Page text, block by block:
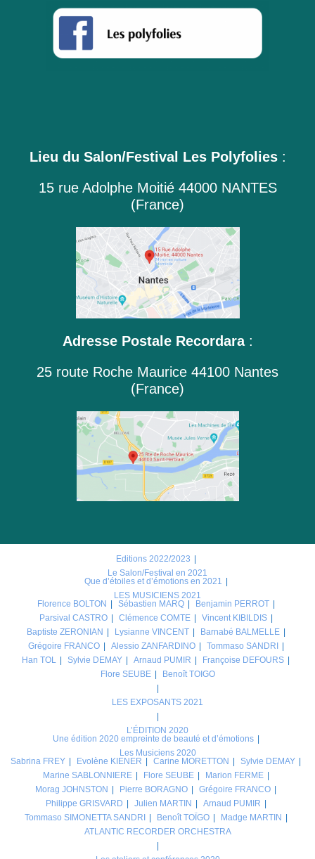
Lieu du Salon/Festival Les Polyfolies:
15 rue Adolphe Moitié 44000 NANTES
(France)
Adresse Postale Recordara:
25 route Roche Maurice 44100 Nantes
(France)
Editions 2022/2023
Le Salon/Festival en 2021
Que d’étoiles et d’émotions en 2021
LES MUSICIENS 2021
Florence BOLTON
Sébastien MARQ
Benjamin PERROT
Parsival CASTRO
Clémence COMTE
Vincent KIBILDIS
Baptiste ZERONIAN
Lysianne VINCENT
Barnabé BALMELLE
Grégoire FRANCO
Alessio ZANFARDINO
Tommaso SANDRI
Han TOL
Sylvie DEMAY Arnaud PUMIR
Françoise DEFOURS
Flore SEUBE
Benoît TOIGO
LES EXPOSANTS 2021
L’ÉDITION 2020
Une édition 2020 empreinte de beauté et d’émotions
Les Musiciens 2020
Sabrina FREY
Evolène KIENER Carine MORETTON
Sylvie DEMAY
Marine SABLONNIERE
Flore SEUBE
Marion FERME
Morag JOHNSTON
Pierre BORAGNO
Grégoire FRANCO
Philippe GRISVARD
Julien MARTIN
Arnaud PUMIR
Tommaso SIMONETTA SANDRI
Benoît TOÏGO
Madge MARTIN
ATLANTIC RECORDER ORCHESTRA